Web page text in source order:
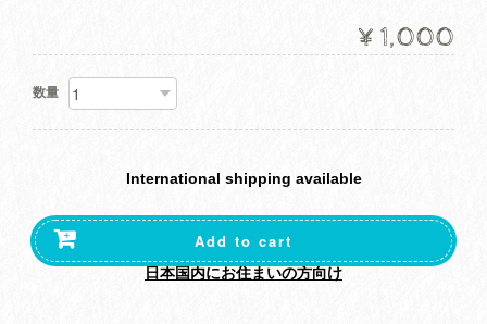
¥1,000
数量
International shipping available
Add to cart
日本国内にお住まいの方向け